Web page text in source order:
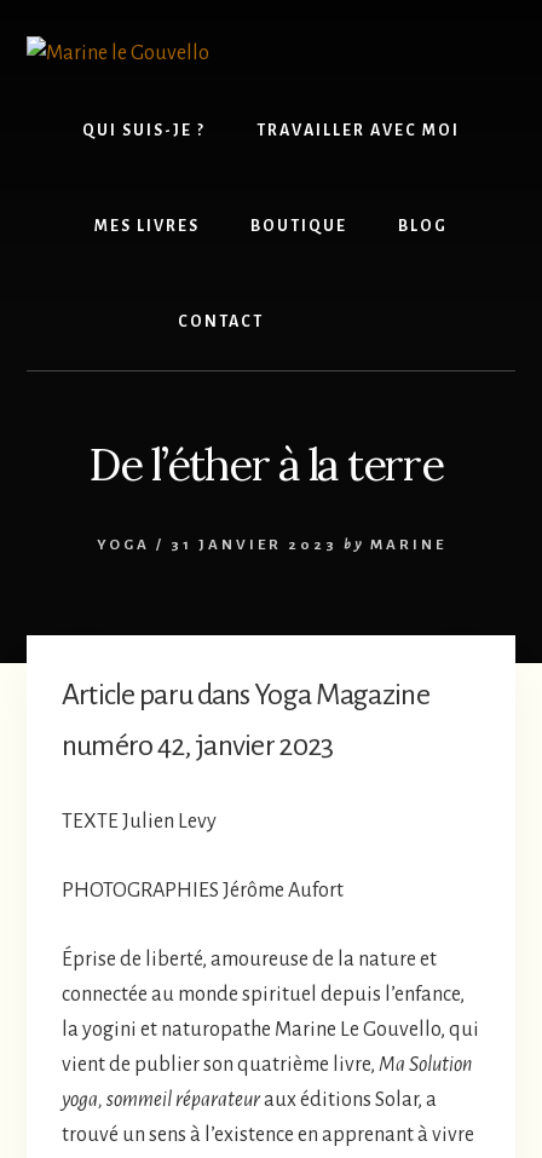
content
QUI SUIS-JE ? TRAVAILLER AVEC MOI
MES LIVRES BOUTIQUE BLOG
CONTACT
De l’éther à la terre
YOGA / 31 JANVIER 2023 by MARINE
Article paru dans Yoga Magazine
numéro 42, janvier 2023
TEXTE Julien Levy
PHOTOGRAPHIES Jérôme Aufort
Éprise de liberté, amoureuse de la nature et
connectée au monde spirituel depuis l’enfance,
la yogini et naturopathe Marine Le Gouvello, qui
vient de publier son quatrième livre, Ma Solution
yoga, sommeil réparateuraux éditions Solar, a
trouvé un sens à l’existence en apprenant à vivre